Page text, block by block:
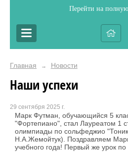
Перейти на
Главная → Новости
Наши успехи
29 сентября 2025 г.
Марк Футман, обучающийся 5
"Фортепиано", стал Лауреатом 1
олимпиады по сольфеджио
Н.А.Жемойтук). Поздравляем
учебного года! Первый же урок